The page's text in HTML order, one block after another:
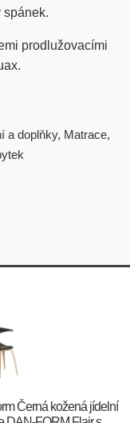
spánek.
prodlužovacími
a doplňky, Matrace,
Černá kožená jídelní